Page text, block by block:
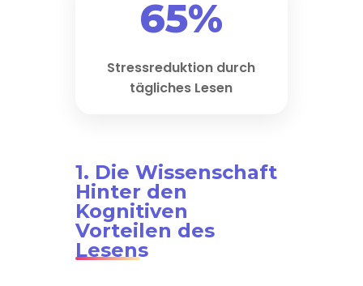
65%
Stressreduktion durch
tägliches Lesen
1. Die Wissenschaft
Hinter den
Kognitiven
Vorteilen des
Lesens